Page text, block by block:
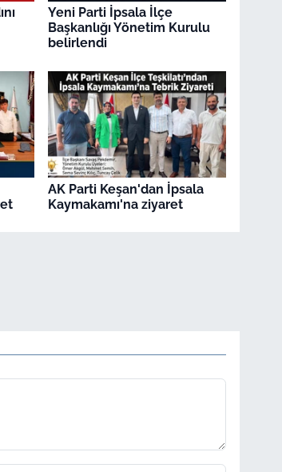
Yeni Parti İpsala İlçe
Başkanlığı Yönetim Kurulu
belirlendi
AK Parti Keşan'dan İpsala
Kaymakamı'na ziyaret